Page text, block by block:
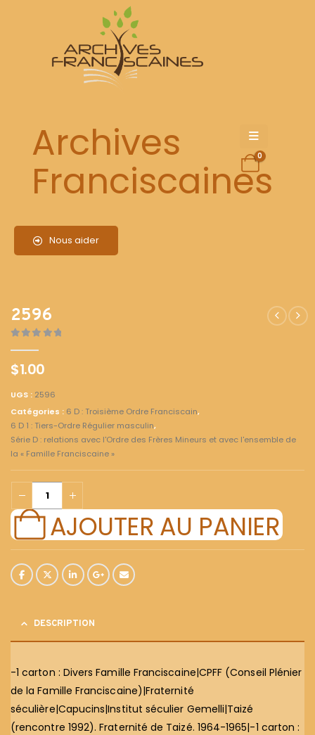
Archives
Franciscaines
Nous aider
0
2596
$1.00
UGS : 2596
Catégories : 6 D : Troisième Ordre Franciscain,
6 D 1 : Tiers-Ordre Régulier masculin,
Série D : relations avec l'Ordre des Frères Mineurs et avec l'ensemble de
la « Famille Franciscaine »
AJOUTER AU PANIER
DESCRIPTION
-1 carton : Divers Famille Franciscaine|CPFF (Conseil Plénier
de la Famille Franciscaine)|Fraternité
séculière|Capucins|Institut séculier Gemelli|Taizé
(rencontre 1992). Fraternité de Taizé. 1964-1965|-1 carton :